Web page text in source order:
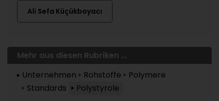
Ali Sefa Küçükboyacı
Mehr aus diesen Rubriken ...
Unternehmen
Rohstoffe
Polymere
Standards
Polystyrole